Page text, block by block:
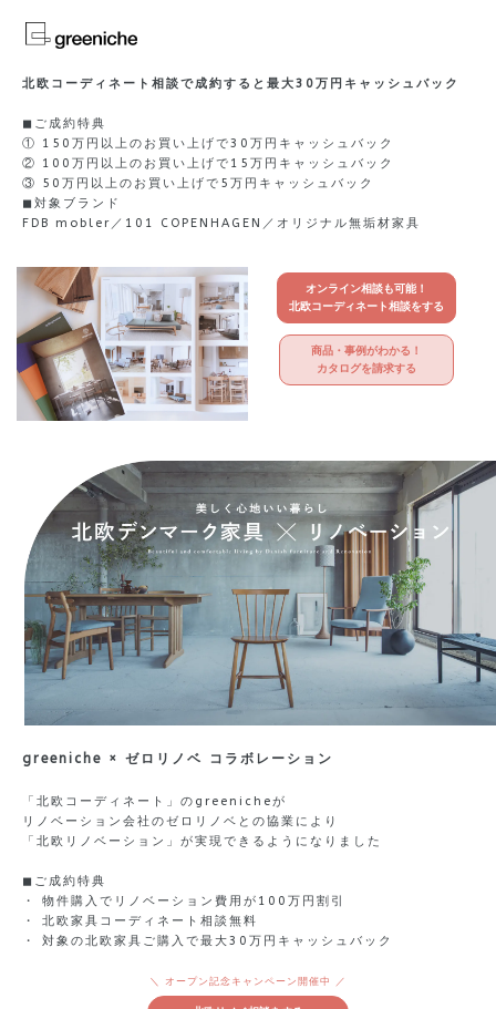
北欧コーディネート相談で成約すると 最大30万円キャッシュバック
◼︎ご成約特典
① 150万円以上のお買い上げで30万円キャッシュバック
② 100万円以上のお買い上げで15万円キャッシュバック
③ 50万円以上のお買い上げで5万円キャッシュバック
◼︎対象ブランド
FDB mobler／101 COPENHAGEN／オリジナル無垢材家具
オンライン相談も可能！
北欧コーディネート相談をする
商品・事例がわかる！
カタログを請求する
greeniche × ゼロリノベ コラボレーション
「北欧コーディネート」のgreenicheが
リノベーション会社のゼロリノベとの協業により
「北欧リノベーション」が実現できるようになりました
◼︎ご成約特典
・ 物件購入でリノベーション費用が100万円割引
・ 北欧家具コーディネート相談無料
・ 対象の北欧家具ご購入で最大30万円キャッシュバック
＼ オープン記念キャンペーン開催中 ／